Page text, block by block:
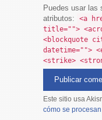
Puedes usar las
atributos:
<a
title="">
<blockquote
datetime="">
<strike>
Este sitio usa
cómo se